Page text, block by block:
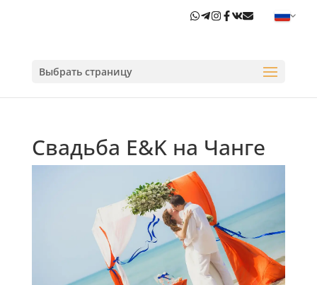
Выбрать страницу
Свадьба E&K на Чанге